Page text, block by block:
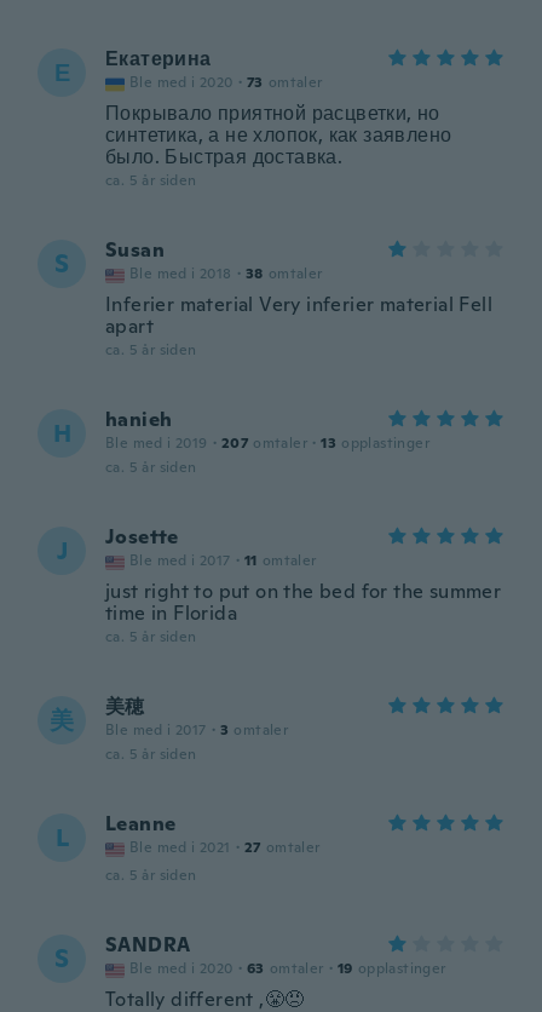
Е Екатерина
Ble med i 2020 · 73 omtaler
Покрывало приятной расцветки, но
синтетика, а не хлопок, как заявлено
было. Быстрая доставка.
ca. 5 år siden
S Susan
Ble med i 2018 · 38 omtaler
Inferier material Very inferier material Fell
apart
ca. 5 år siden
H hanieh
Ble med i 2019 · 207 omtaler · 13 opplastinger
ca. 5 år siden
J Josette
Ble med i 2017 · 11 omtaler
just right to put on the bed for the summer
time in Florida
ca. 5 år siden
美 美穂
Ble med i 2017 · 3 omtaler
ca. 5 år siden
L Leanne
Ble med i 2021 · 27 omtaler
ca. 5 år siden
S SANDRA
Ble med i 2020 · 63 omtaler · 19 opplastinger
Totally different ,😤😠